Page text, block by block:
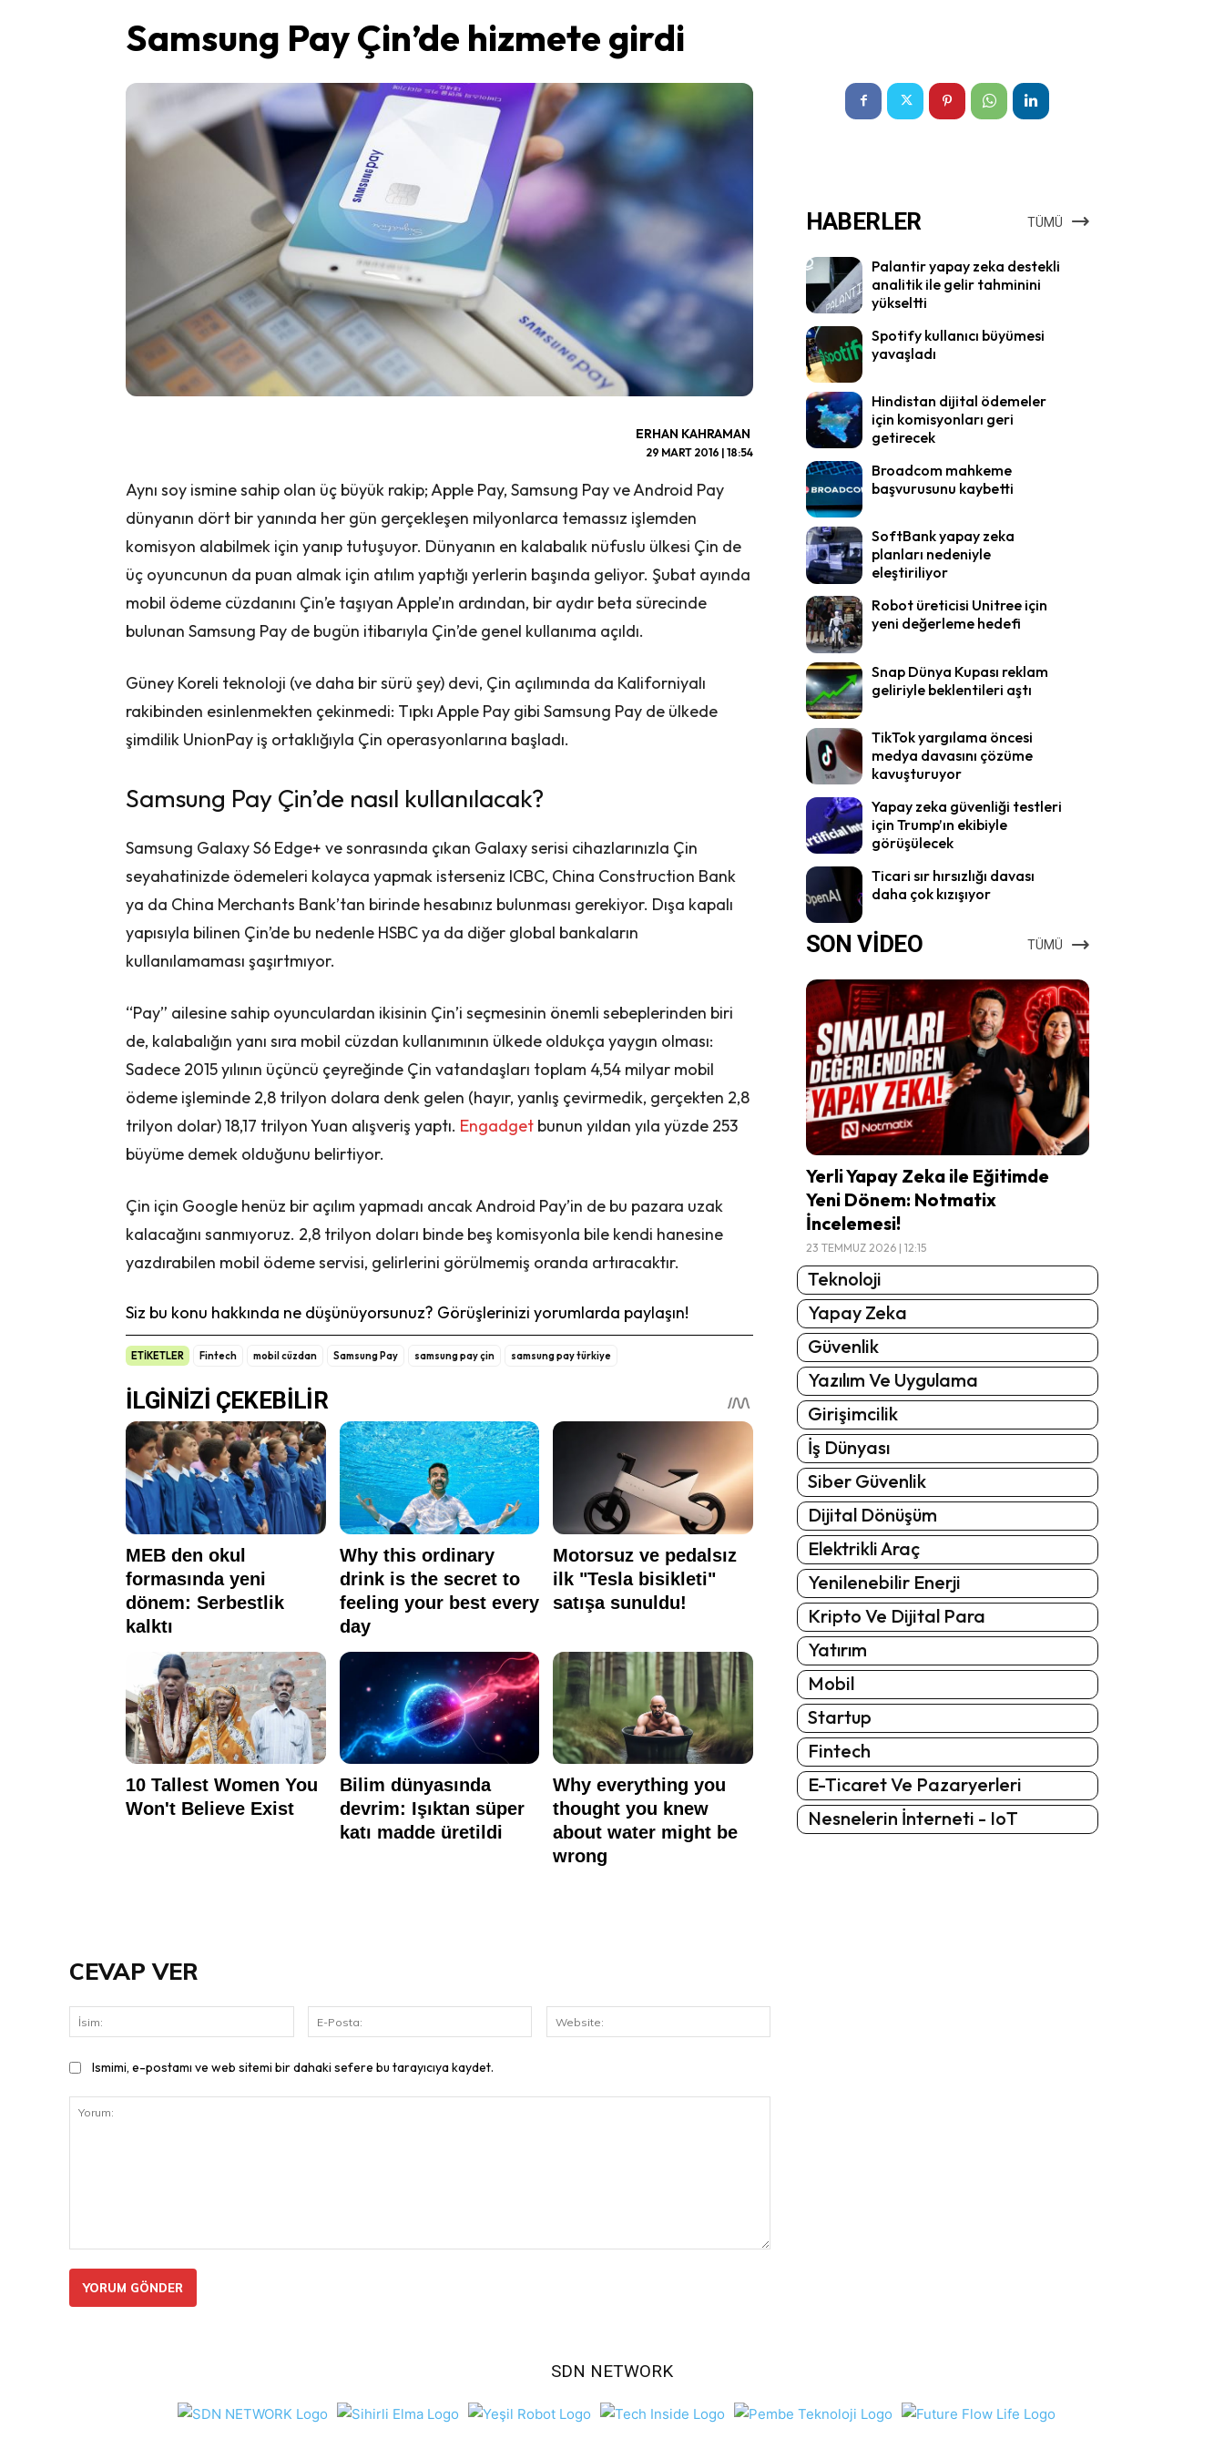
Samsung Pay Çin’de hizmete girdi
ERHAN KAHRAMAN
29 MART 2016 | 18:54
Aynı soy ismine sahip olan üç büyük rakip; Apple Pay, Samsung Pay ve Android Pay
dünyanın dört bir yanında her gün gerçekleşen milyonlarca temassız işlemden
komisyon alabilmek için yanıp tutuşuyor. Dünyanın en kalabalık nüfuslu ülkesi Çin de
üç oyuncunun da puan almak için atılım yaptığı yerlerin başında geliyor. Şubat ayında
mobil ödeme cüzdanını Çin’e taşıyan Apple’ın ardından, bir aydır beta sürecinde
bulunan Samsung Pay de bugün itibarıyla Çin’de genel kullanıma açıldı.
Güney Koreli teknoloji (ve daha bir sürü şey) devi, Çin açılımında da Kaliforniyalı
rakibinden esinlenmekten çekinmedi: Tıpkı Apple Pay gibi Samsung Pay de ülkede
şimdilik UnionPay iş ortaklığıyla Çin operasyonlarına başladı.
Samsung Pay Çin’de nasıl kullanılacak?
Samsung Galaxy S6 Edge+ ve sonrasında çıkan Galaxy serisi cihazlarınızla Çin
seyahatinizde ödemeleri kolayca yapmak isterseniz ICBC, China Construction Bank
ya da China Merchants Bank’tan birinde hesabınız bulunması gerekiyor. Dışa kapalı
yapısıyla bilinen Çin’de bu nedenle HSBC ya da diğer global bankaların
kullanılamaması şaşırtmıyor.
“Pay” ailesine sahip oyunculardan ikisinin Çin’i seçmesinin önemli sebeplerinden biri
de, kalabalığın yanı sıra mobil cüzdan kullanımının ülkede oldukça yaygın olması:
Sadece 2015 yılının üçüncü çeyreğinde Çin vatandaşları toplam 4,54 milyar mobil
ödeme işleminde 2,8 trilyon dolara denk gelen (hayır, yanlış çevirmedik, gerçekten 2,8
trilyon dolar) 18,17 trilyon Yuan alışveriş yaptı. Engadget bunun yıldan yıla yüzde 253
büyüme demek olduğunu belirtiyor.
Çin için Google henüz bir açılım yapmadı ancak Android Pay’in de bu pazara uzak
kalacağını sanmıyoruz. 2,8 trilyon doları binde beş komisyonla bile kendi hanesine
yazdırabilen mobil ödeme servisi, gelirlerini görülmemiş oranda artıracaktır.
Siz bu konu hakkında ne düşünüyorsunuz? Görüşlerinizi yorumlarda paylaşın!
ETİKETLER Fintech mobil cüzdan Samsung Pay samsung pay çin samsung pay türkiye
HABERLER TÜMÜ
Palantir yapay zeka destekli
analitik ile gelir tahminini
yükseltti
Spotify kullanıcı büyümesi
yavaşladı
Hindistan dijital ödemeler
için komisyonları geri
getirecek
Broadcom mahkeme
başvurusunu kaybetti
SoftBank yapay zeka
planları nedeniyle
eleştiriliyor
Robot üreticisi Unitree için
yeni değerleme hedefi
Snap Dünya Kupası reklam
geliriyle beklentileri aştı
TikTok yargılama öncesi
medya davasını çözüme
kavuşturuyor
Yapay zeka güvenliği testleri
için Trump’ın ekibiyle
görüşülecek
Ticari sır hırsızlığı davası
daha çok kızışıyor
SON VİDEO TÜMÜ
Yerli Yapay Zeka ile Eğitimde
Yeni Dönem: Notmatix
İncelemesi!
23 TEMMUZ 2026 | 12:15
Teknoloji
Yapay Zeka
Güvenlik
Yazılım Ve Uygulama
Girişimcilik
İş Dünyası
Siber Güvenlik
Dijital Dönüşüm
Elektrikli Araç
Yenilenebilir Enerji
Kripto Ve Dijital Para
Yatırım
Mobil
Startup
Fintech
E-Ticaret Ve Pazaryerleri
Nesnelerin İnterneti - IoT
CEVAP VER
Posta:
Ismimi, e-postamı ve web sitemi bir dahaki sefere bu tarayıcıya kaydet.
SDN NETWORK